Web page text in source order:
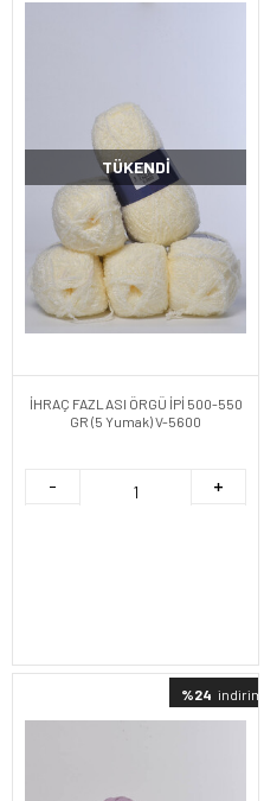
TÜKENDI
İHRAÇ FAZLASI ÖRGÜ İPİ 500-550
GR (5 Yumak) V-5600
%24 indirimli